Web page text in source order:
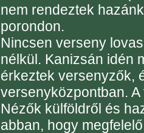
nem rendeztek
porondon.
Nincsen verseny
nélkül. Kanizsán idén
érkeztek versenyzők,
versenyközpontban.
Nézők külföldről és
abban, hogy